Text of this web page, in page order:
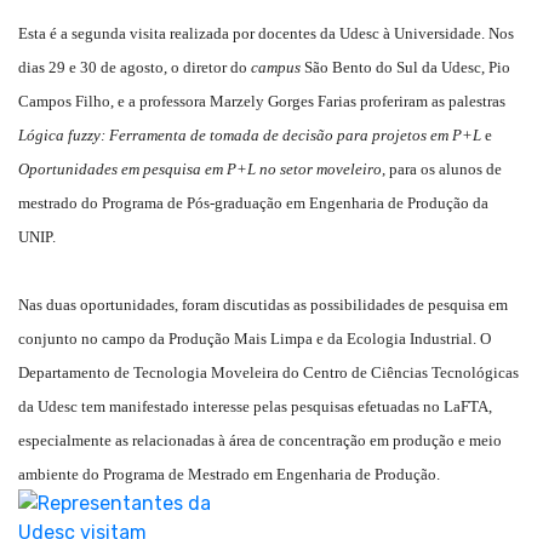
Esta é a segunda visita realizada por docentes da Udesc à Universidade. Nos
dias 29 e 30 de agosto, o diretor do campus São Bento do Sul da Udesc, Pio
Campos Filho, e a professora Marzely Gorges Farias proferiram as palestras
Lógica fuzzy: Ferramenta de tomada de decisão para projetos em P+L e
Oportunidades em pesquisa em P+L no setor moveleiro, para os alunos de
mestrado do Programa de Pós-graduação em Engenharia de Produção da
UNIP.
Nas duas oportunidades, foram discutidas as possibilidades de pesquisa em
conjunto no campo da Produção Mais Limpa e da Ecologia Industrial. O
Departamento de Tecnologia Moveleira do Centro de Ciências Tecnológicas
da Udesc tem manifestado interesse pelas pesquisas efetuadas no LaFTA,
especialmente as relacionadas à área de concentração em produção e meio
ambiente do Programa de Mestrado em Engenharia de Produção.